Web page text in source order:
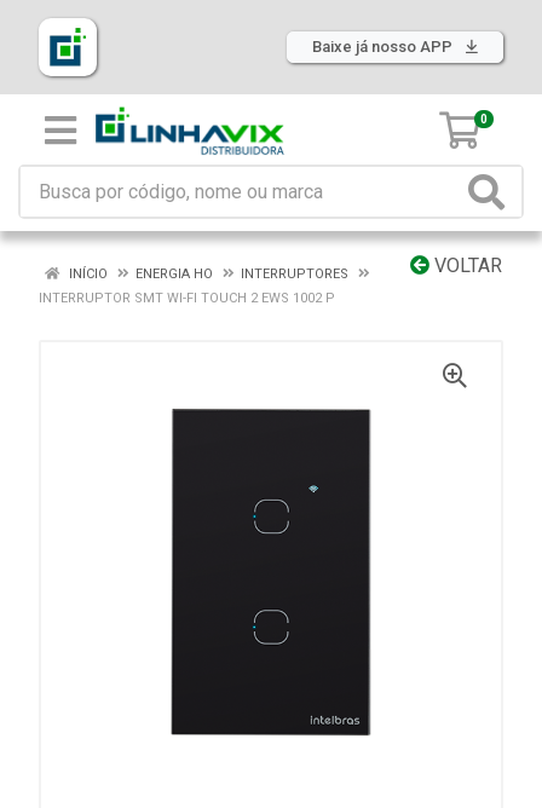
Baixe já nosso APP
0
VOLTAR
INÍCIO ENERGIA HO
INTERRUPTORES
INTERRUPTOR SMT WI-FI TOUCH 2 EWS 1002 P